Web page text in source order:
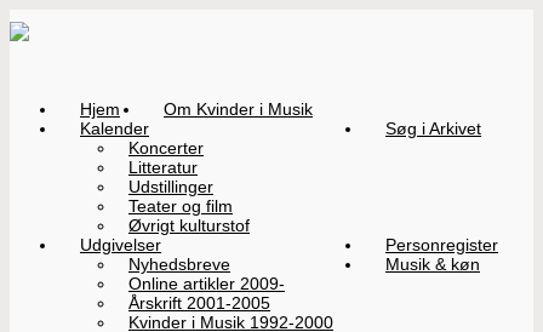
Hjem
Om Kvinder i Musik
Kalender
Koncerter
Litteratur
Udstillinger
Teater og film
Øvrigt kulturstof
Søg i Arkivet
Udgivelser
Nyhedsbreve
Online artikler 2009-
Årskrift 2001-2005
Kvinder i Musik 1992-2000
Personregister
Musik & køn